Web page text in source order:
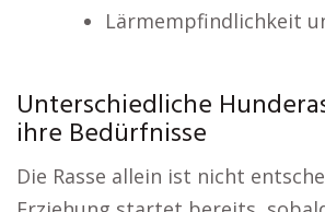
Lärmempfindlichkeit
Unterschiedliche
ihre Bedürfnisse
Die Rasse allein ist nicht